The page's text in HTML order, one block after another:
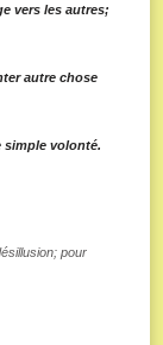
vers les autres;
autre chose
simple volonté.
pour